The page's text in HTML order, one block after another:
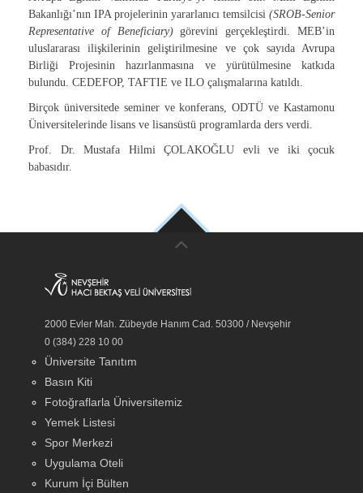
Bakanlığı’nın IPA projelerinin yararlanıcı temsilcisi (SROB-Senior
Representative of Beneficiary)görevini gerçekleştirdi. MEB’in
uluslararası ilişkilerinin geliştirilmesine ve çok sayıda Avrupa
Birliği Projesinin hazırlanmasına ve yürütülmesine katkıda
bulundu. CEDEFOP, TAFTIE ve ILO çalışmalarına katıldı.
Birçok üniversitede seminer ve konferans, ODTÜ ve Kastamonu
Üniversitelerinde lisans ve lisansüstü programlarda ders verdi.
Prof. Dr. Mustafa Hilmi ÇOLAKOĞLU evli ve iki çocuk
babasıdır.
2000 Evler Mah. Zübeyde Hanım Cad. 50300 / Nevşehir
0 (384) 228 10 00
Üniversite Tanıtım
Basın Kiti
Fotoğraflarla Üniversitemiz
Yemek Listesi
Spor Merkezi
Uygulama Oteli
Kurum İçi Bülten